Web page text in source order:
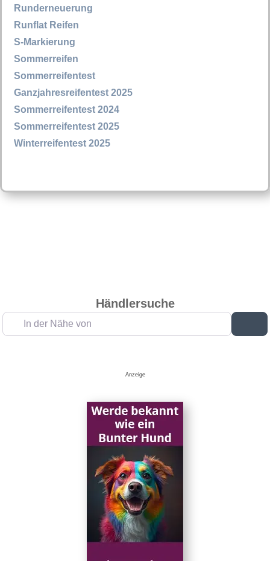
Runderneuerung
Runflat Reifen
S-Markierung
Sommerreifen
Sommerreifentest
Ganzjahresreifentest 2025
Sommerreifentest 2024
Sommerreifentest 2025
Winterreifentest 2025
Händlersuche
In der Nähe von
Anzeige